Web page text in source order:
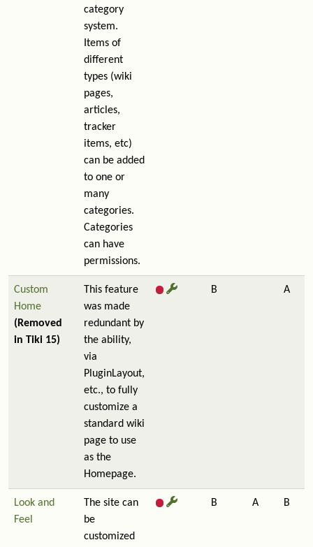
category
system.
Items of
different
types (wiki
pages,
articles,
tracker
items, etc)
can be added
to one or
many
categories.
Categories
can have
permissions.
Custom
Home
(Removed
in Tiki 15)
This feature
was made
redundant by
the ability,
via
PluginLayout,
etc., to fully
customize a
standard wiki
page to use
as the
Homepage.
B A
Look and
Feel
The site can
be
customized
B A B